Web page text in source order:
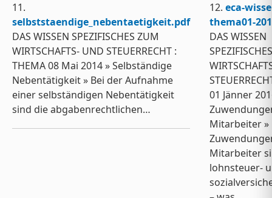
11.
selbststaendige_nebentaetigkeit.pdf
DAS WISSEN SPEZIFISCHES ZUM
WIRTSCHAFTS- UND STEUERRECHT :
THEMA 08 Mai 2014 » Selbständige
Nebentätigkeit » Bei der Aufnahme
einer selbständigen Nebentätigkeit
sind die abgabenrechtlichen…
12. eca-
thema01-
DAS WISSEN
01 Jänner
Mitarbeiter »
Mitarbeiter
lohnsteuer-